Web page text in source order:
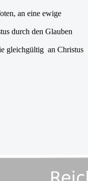
an eine ewige
durch den Glauben
gleichgültig an Christus